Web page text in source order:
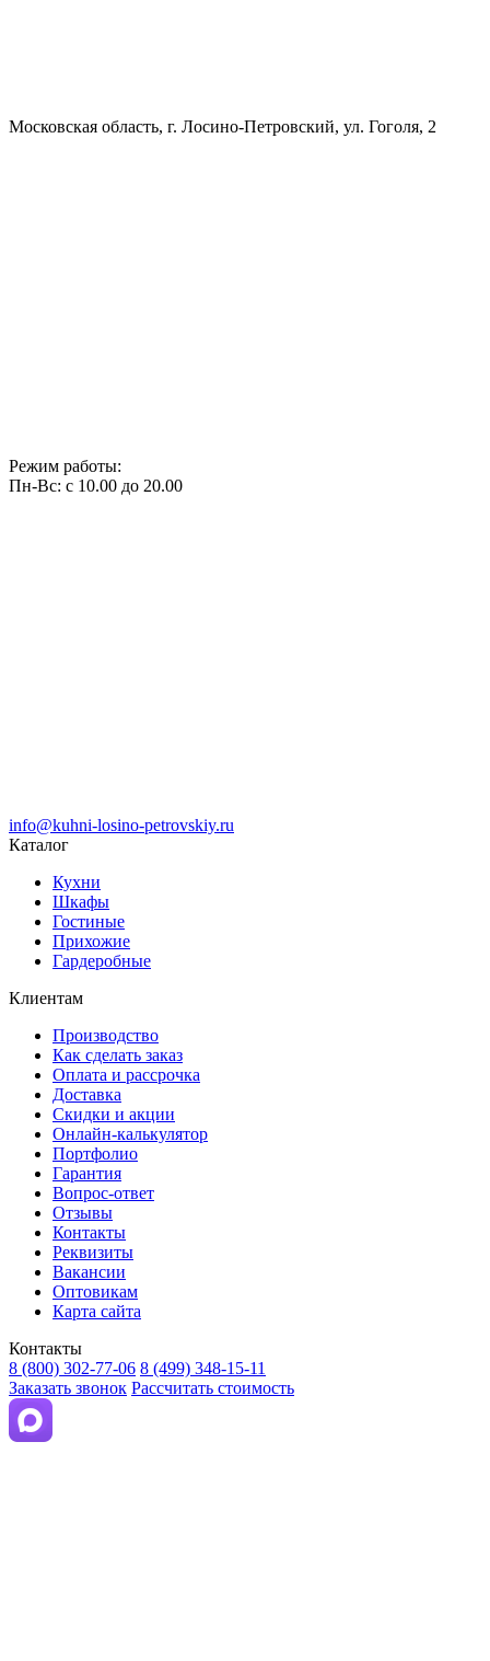
Московская область, г. Лосино-Петровский, ул. Гоголя, 2
Режим работы:
Пн-Вс: с 10.00 до 20.00
info@kuhni-losino-petrovskiy.ru
Каталог
Кухни
Шкафы
Гостиные
Прихожие
Гардеробные
Клиентам
Производство
Как сделать заказ
Оплата и рассрочка
Доставка
Скидки и акции
Онлайн-калькулятор
Портфолио
Гарантия
Вопрос-ответ
Отзывы
Контакты
Реквизиты
Вакансии
Оптовикам
Карта сайта
Контакты
8 (800) 302-77-06 8 (499) 348-15-11
Заказать звонок Рассчитать стоимость